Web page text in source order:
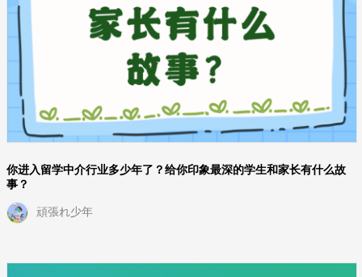
你进入留学中介行业多少年了？给你印象最深的学生和家长有什么故
事？
頑張れ少年